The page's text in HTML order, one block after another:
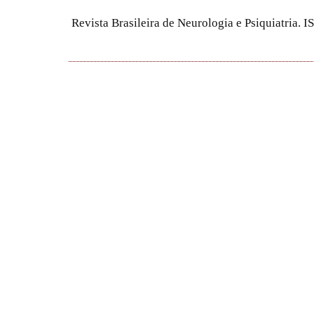
Revista Brasileira de Neurologia e Psiquiatria.